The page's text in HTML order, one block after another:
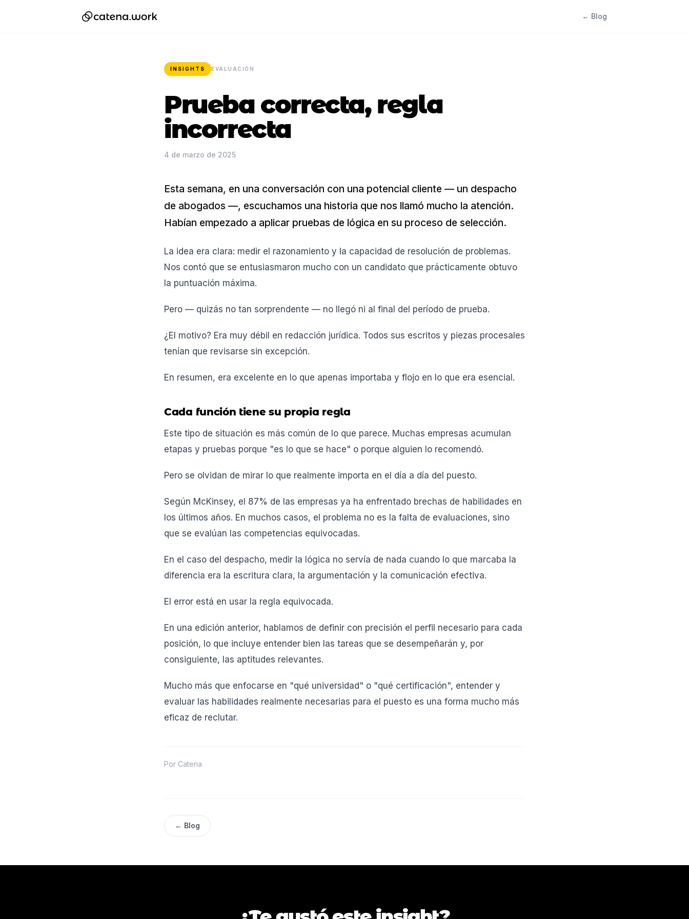
← Blog
INSIGHTS EVALUACIÓN
Prueba correcta, regla
incorrecta
4 de marzo de 2025
Esta semana, en una conversación con una potencial cliente — un despacho
de abogados —, escuchamos una historia que nos llamó mucho la atención.
Habían empezado a aplicar pruebas de lógica en su proceso de selección.
La idea era clara: medir el razonamiento y la capacidad de resolución de problemas.
Nos contó que se entusiasmaron mucho con un candidato que prácticamente obtuvo
la puntuación máxima.
Pero — quizás no tan sorprendente — no llegó ni al final del período de prueba.
¿El motivo? Era muy débil en redacción jurídica. Todos sus escritos y piezas procesales
tenían que revisarse sin excepción.
En resumen, era excelente en lo que apenas importaba y flojo en lo que era esencial.
Cada función tiene su propia regla
Este tipo de situación es más común de lo que parece. Muchas empresas acumulan
etapas y pruebas porque "es lo que se hace" o porque alguien lo recomendó.
Pero se olvidan de mirar lo que realmente importa en el día a día del puesto.
Según McKinsey, el 87% de las empresas ya ha enfrentado brechas de habilidades en
los últimos años. En muchos casos, el problema no es la falta de evaluaciones, sino
que se evalúan las competencias equivocadas.
En el caso del despacho, medir la lógica no servía de nada cuando lo que marcaba la
diferencia era la escritura clara, la argumentación y la comunicación efectiva.
El error está en usar la regla equivocada.
En una edición anterior, hablamos de definir con precisión el perfil necesario para cada
posición, lo que incluye entender bien las tareas que se desempeñarán y, por
consiguiente, las aptitudes relevantes.
Mucho más que enfocarse en "qué universidad" o "qué certificación", entender y
evaluar las habilidades realmente necesarias para el puesto es una forma mucho más
eficaz de reclutar.
Por Catena
← Blog